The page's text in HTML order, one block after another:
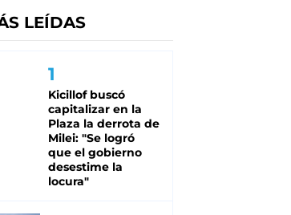
LEÍDAS
Kicillof buscó
capitalizar en la
Plaza la derrota de
Milei: "Se logró
que el gobierno
desestime la
locura"